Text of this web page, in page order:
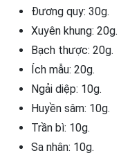
Đương quy: 30g.
Xuyên khung: 20g.
Bạch thược: 20g.
Ích mẫu: 20g.
Ngải diệp: 10g.
Huyền sâm: 10g.
Trần bì: 10g.
Sa nhân: 10g.